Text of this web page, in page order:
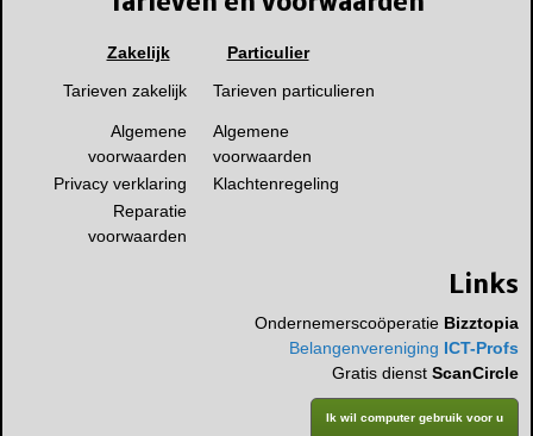
Zakelijk
Particulier
Tarieven zakelijk
Tarieven particulieren
Algemene
voorwaarden
Algemene
voorwaarden
Privacy verklaring
Klachtenregeling
Reparatie
voorwaarden
Links
Ondernemerscoöperatie Bizztopia
Belangenvereniging ICT-Profs
Gratis dienst ScanCircle
Ik wil computer gebruik voor u